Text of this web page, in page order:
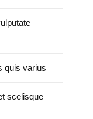
quis varius
scelisque